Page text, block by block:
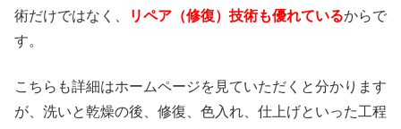
術だけではなく、
リペア（修復）技術も優れているからで
す。
こちらも詳細はホームページを見ていただくと分かります
が、洗いと乾燥の後、修復、色入れ、仕上げといった工程